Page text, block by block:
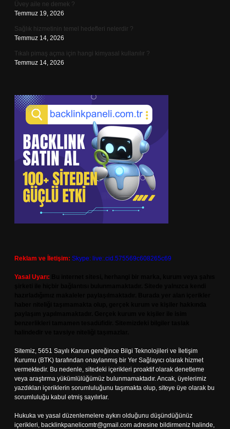
Üvey aile ne demek ?
Temmuz 19, 2026
Sağlık hizmetinin temel hedefleri nelerdir ?
Temmuz 14, 2026
Tıkalı pimaş açma için hangi kimyasal kullanılır ?
Temmuz 14, 2026
Reklam ve İletişim: Skype: live:.cid.575569c608265c69
Yasal Uyarı:
Sitemiz, 5651 Sayılı Kanun gereğince Bilgi Teknolojileri ve İletişim
Kurumu (BTK) tarafından onaylanmış bir Yer Sağlayıcı olarak hizmet
vermektedir. Bu nedenle, sitedeki içerikleri proaktif olarak denetleme
veya araştırma yükümlülüğümüz bulunmamaktadır. Ancak, üyelerimiz
yazdıkları içeriklerin sorumluluğunu taşımakta olup, siteye üye olarak bu
sorumluluğu kabul etmiş sayılırlar.
Hukuka ve yasal düzenlemelere aykırı olduğunu düşündüğünüz
içerikleri, backlinkpanelicomtr@gmail.com adresine bildirmeniz halinde,